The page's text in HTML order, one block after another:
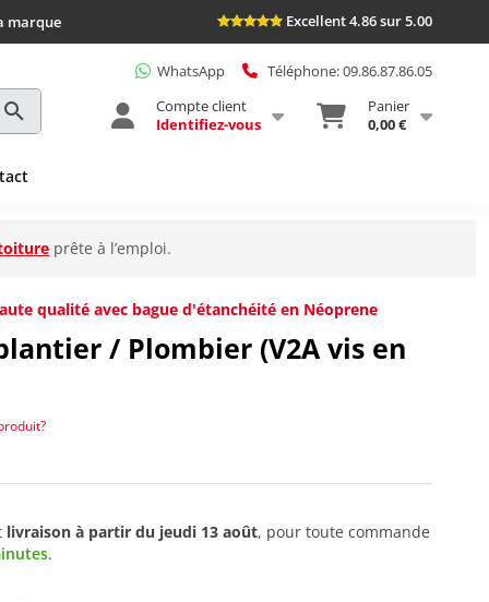
marque Excellent 4.86 sur 5.00
WhatsApp
Téléphone: 09.86.87.86.05
Compte client
Identifiez-vous
Panier
0,00 €
prête à l’emploi.
qualité avec bague d'étanchéité en Néoprene
/ Plombier (V2A vis en
livraison à partir du jeudi 13 août, pour toute commande
.